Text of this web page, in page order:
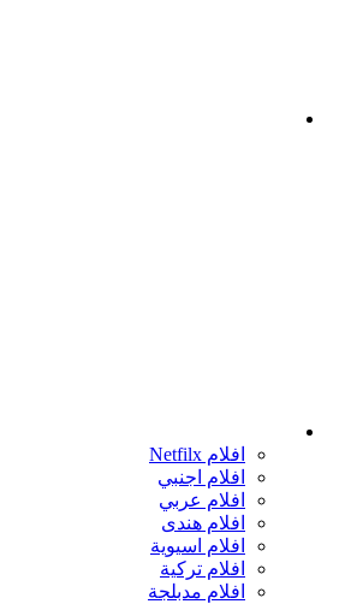
افلام Netfilx
افلام اجنبي
افلام عربي
افلام هندى
افلام اسيوية
افلام تركية
افلام مدبلجة